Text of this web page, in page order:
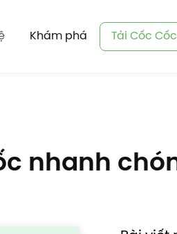
Khám phá Tải Cốc Cốc
nhanh